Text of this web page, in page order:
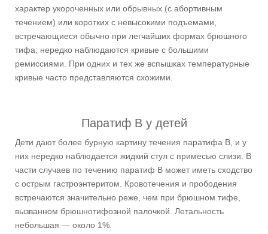
характер укороченных или обрывных (с абортивным
течением) или коротких с невысокими подъемами,
встречающиеся обычно при легчайших формах брюшного
тифа; нередко наблюдаются кривые с большими
ремиссиями. При одних и тех же вспышках температурные
кривые часто представляются схожими.
Паратиф В у детей
Дети дают более бурную картину течения паратифа В, и у
них нередко наблюдается жидкий стул с примесью слизи. В
части случаев по течению паратиф В может иметь сходство
с острым гастроэнтеритом. Кровотечения и прободения
встречаются значительно реже, чем при брюшном тифе,
вызванном брюшнотифозной палочкой. Летальность
небольшая — около 1%.